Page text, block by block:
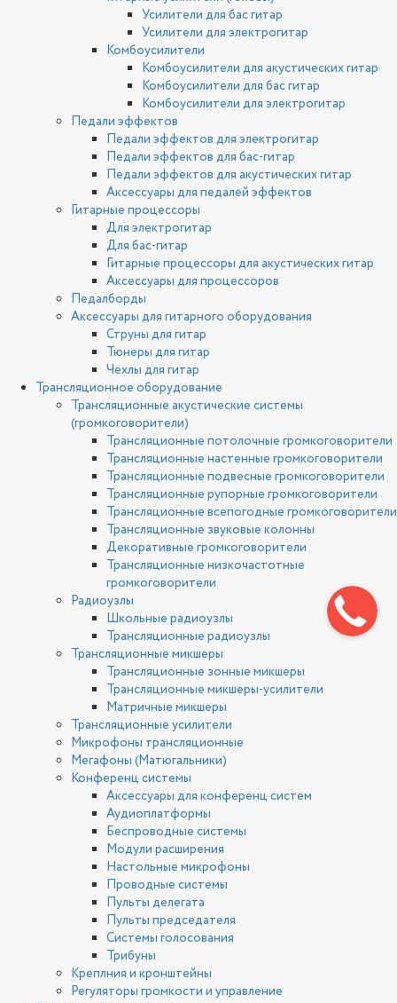
Усилители для бас гитар
Усилители для электрогитар
Комбоусилители
Комбоусилители для акустических гитар
Комбоусилители для бас гитар
Комбоусилители для электрогитар
Педали эффектов
Педали эффектов для электрогитар
Педали эффектов для бас-гитар
Педали эффектов для акустических гитар
Аксессуары для педалей эффектов
Гитарные процессоры
Для электрогитар
Для бас-гитар
Гитарные процессоры для акустических гитар
Аксессуары для процессоров
Педалборды
Аксессуары для гитарного оборудования
Струны для гитар
Тюнеры для гитар
Чехлы для гитар
Трансляционное оборудование
Трансляционные акустические системы
(громкоговорители)
Трансляционные потолочные громкоговорители
Трансляционные настенные громкоговорители
Трансляционные подвесные громкоговорители
Трансляционные рупорные громкоговорители
Трансляционные всепогодные громкоговорители
Трансляционные звуковые колонны
Декоративные громкоговорители
Трансляционные низкочастотные
громкоговорители
Радиоузлы
Школьные радиоузлы
Трансляционные радиоузлы
Трансляционные микшеры
Трансляционные зонные микшеры
Трансляционные микшеры-усилители
Матричные микшеры
Трансляционные усилители
Микрофоны трансляционные
Мегафоны (Матюгальники)
Конференц системы
Аксессуары для конференц систем
Аудиоплатформы
Беспроводные системы
Модули расширения
Настольные микрофоны
Проводные системы
Пульты делегата
Пульты председателя
Системы голосования
Трибуны
Креплния и кронштейны
Регуляторы громкости и управление